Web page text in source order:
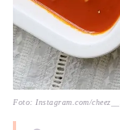
Foto: Instagram.com/